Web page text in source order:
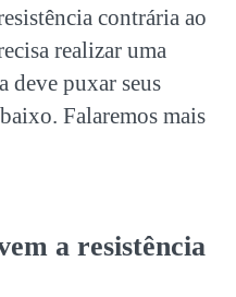
contrária ao
realizar uma
deve puxar seus
Falaremos mais
a resistência